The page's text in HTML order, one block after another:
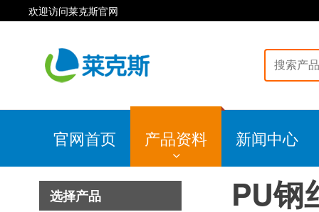
欢迎访问莱克斯官网
官网首页 产品资料 新闻中心
选择产品 PU钢